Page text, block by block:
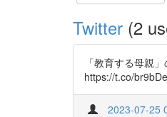
Twitter (2
「教育する母親
https://t.co/
2023-07-25